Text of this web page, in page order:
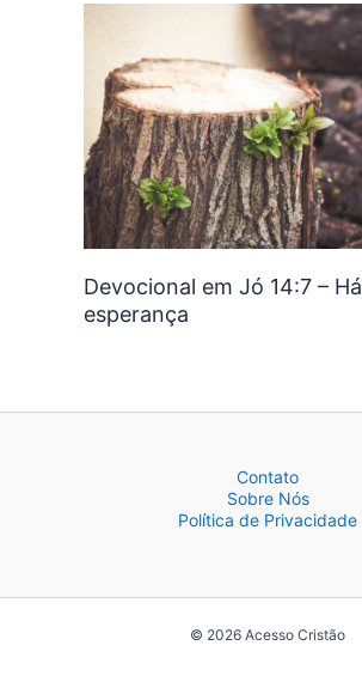
Devocional em Jó 14:7 – Há
esperança
Contato
Sobre Nós
Política de Privacidade
© 2026 Acesso Cristão